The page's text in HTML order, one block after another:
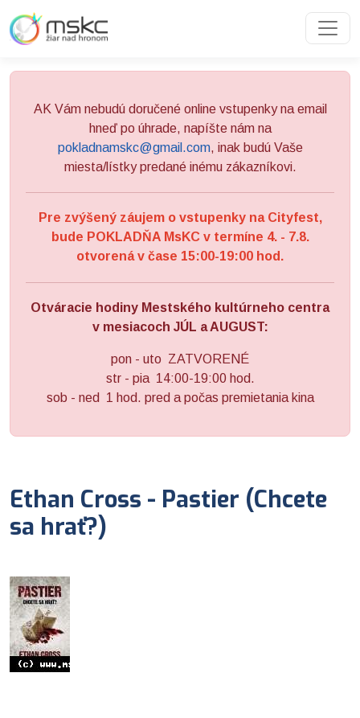
AK Vám nebudú doručené online vstupenky na email
hneď po úhrade, napíšte nám na
pokladnamskc@gmail.com, inak budú Vaše
miesta/lístky predané inému zákazníkovi.
Pre zvýšený záujem o vstupenky na Cityfest,
bude POKLADŇA MsKC v termíne 4. - 7.8.
otvorená v čase 15:00-19:00 hod.
Otváracie hodiny Mestského kultúrneho centra
v mesiacoch JÚL a AUGUST:
pon - uto ZATVORENÉ
str - pia 14:00-19:00 hod.
sob - ned 1 hod. pred a počas premietania kina
Ethan Cross - Pastier (Chcete
sa hrať?)